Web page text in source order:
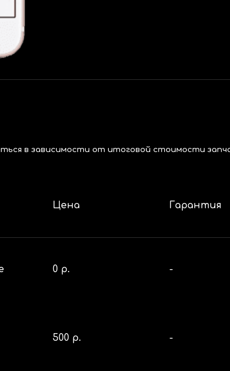
в зависимости от итоговой стоимости
Цена Гарантия
0 р. -
500 р. -